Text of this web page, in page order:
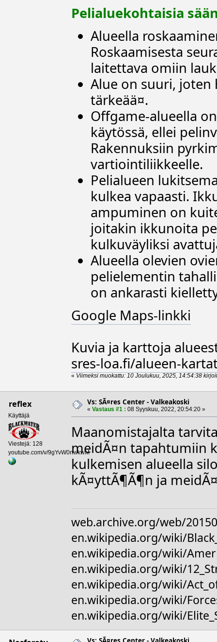
Pelialuekohtaisia
Alueella
Roskaamisesta
laitettava omiin
Alue on suuri,
tärkeää¤.
Offgame-alueella
käytössä, ellei
Rakennuksiin
vartiointiliikkeelle.
Pelialueen
kulkea vapaasti.
ampuminen on
joitakin ikkunoita
kulkuväyliksi
Alueella olevien
pelielementin
on ankarasti
Google Maps-linkki
Kuvia ja karttoja
sres-loa.fi/alueen-
« Viimeksi muokattu: 10 Joulukuu, 2025, 14:54:38
reflex
Käyttäjä
Viestejä: 128
youtube.com/v/9gYvW0nwkwM
Vs: SÃ¤res Center - Valkeakoski
« Vastaus #1 : 08 Syyskuu, 2022, 20:54:20 »
Maanomistajalta
meidÃ¤n tapahtumiin
kulkemisen alueella
kÃ¤yttÃ¶Ã¶n ja
web.archive.org/web/
en.wikipedia.org/wiki/
en.wikipedia.org/wiki/
en.wikipedia.org/wiki/
en.wikipedia.org/wiki/
en.wikipedia.org/wiki/
en.wikipedia.org/wiki/